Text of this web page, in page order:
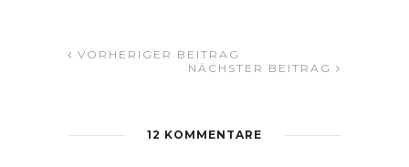
VORHERIGER BEITRAG
NÄCHSTER BEITRAG
12 KOMMENTARE